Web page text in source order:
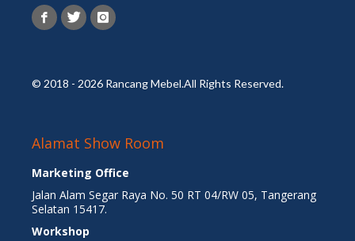
© 2018 - 2026 Rancang Mebel.All Rights Reserved.
Alamat Show Room
Marketing Office
Jalan Alam Segar Raya No. 50 RT 04/RW 05, Tangerang
Selatan 15417.
Workshop